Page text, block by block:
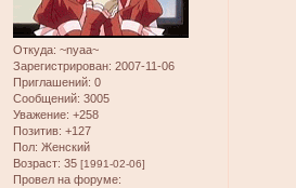
Откуда: ~nyaa~
Зарегистрирован: 2007-11-06
Приглашений: 0
Сообщений: 3005
Уважение: +258
Позитив: +127
Пол: Женский
Возраст: 35 [1991-02-06]
Провел на форуме: